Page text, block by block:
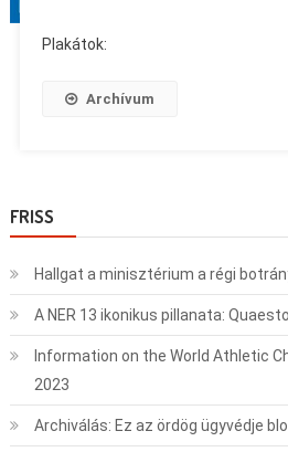
Plakátok:
Archívum
FRISS
Hallgat a minisztérium a régi
A NER 13 ikonikus pillanata:
Information on the World Athletic
2023
Archiválás: Ez az ördög ügyvédje